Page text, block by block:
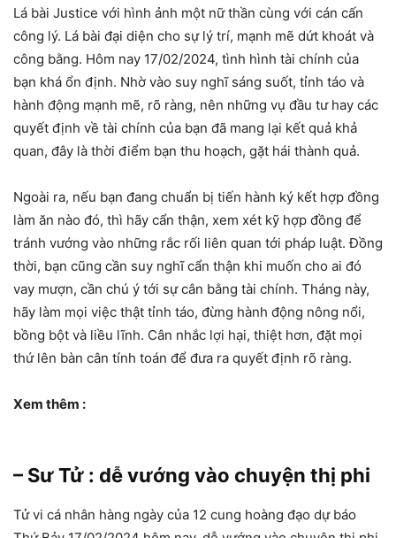
Lá bài Justice với hình ảnh một nữ thần cùng với cán cấn
công lý. Lá bài đại diện cho sự lý trí, mạnh mẽ dứt khoát và
công bằng. Hôm nay 17/02/2024, tình hình tài chính của
bạn khá ổn định. Nhờ vào suy nghĩ sáng suốt, tỉnh táo và
hành động mạnh mẽ, rõ ràng, nên những vụ đầu tư hay các
quyết định về tài chính của bạn đã mang lại kết quả khả
quan, đây là thời điểm bạn thu hoạch, gặt hái thành quả.
Ngoài ra, nếu bạn đang chuẩn bị tiến hành ký kết hợp đồng
làm ăn nào đó, thì hãy cẩn thận, xem xét kỹ hợp đồng để
tránh vướng vào những rắc rối liên quan tới pháp luật. Đồng
thời, bạn cũng cần suy nghĩ cẩn thận khi muốn cho ai đó
vay mượn, cần chú ý tới sự cân bằng tài chính. Tháng này,
hãy làm mọi việc thật tỉnh táo, đừng hành động nông nổi,
bồng bột và liều lĩnh. Cân nhắc lợi hại, thiệt hơn, đặt mọi
thứ lên bàn cân tính toán để đưa ra quyết định rõ ràng.
Xem thêm :
– Sư Tử : dễ vướng vào chuyện thị phi
Tử vi cá nhân hàng ngày của 12 cung hoàng đạo dự báo